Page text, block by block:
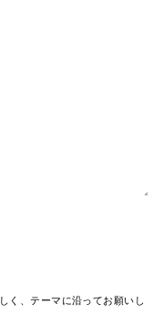
く、テーマに沿ってお願いし